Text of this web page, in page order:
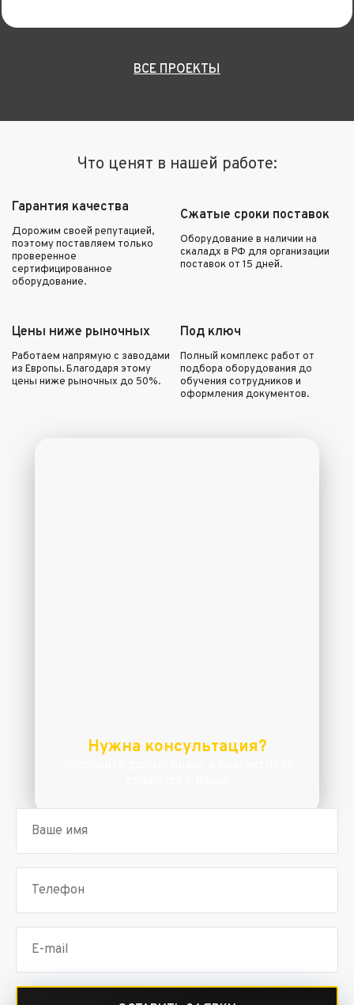
ВСЕ ПРОЕКТЫ
Что ценят в нашей работе:
Гарантия качества
Дорожим своей репутацией,
поэтому поставляем только
проверенное
сертифицированное
оборудование.
Сжатые сроки поставок
Оборудование в наличии на
скаладх в РФ для организации
поставок от 15 дней.
Цены ниже рыночных
Работаем напрямую с заводами
из Европы. Благодаря этому
цены ниже рыночных до 50%.
Под ключ
Полный комплекс работ от
подбора оборудования до
обучения сотрудников и
оформления документов.
Нужна консультация?